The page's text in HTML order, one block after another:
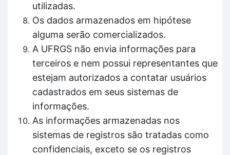
utilizadas.
Os dados armazenados em hipótese
alguma serão comercializados.
A UFRGS não envia informações para
terceiros e nem possui representantes que
estejam autorizados a contatar usuários
cadastrados em seus sistemas de
informações.
As informações armazenadas nos
sistemas de registros são tratadas como
confidenciais, exceto se os registros